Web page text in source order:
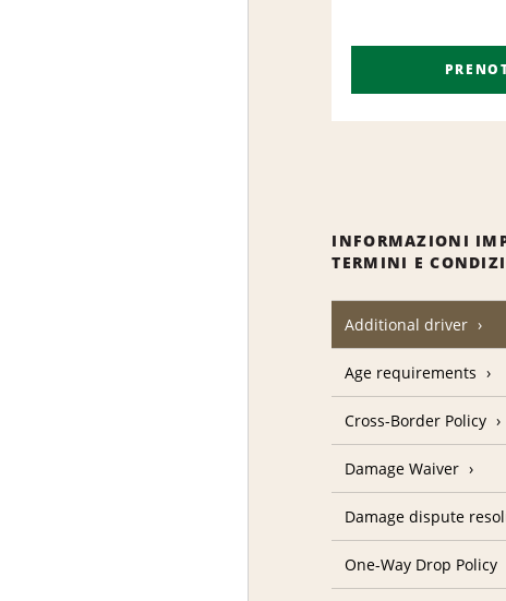
INFORMAZIONI
TERMINI E
Additional driver
Age requirements
Cross-Border Policy
Damage Waiver
Damage dispute
One-Way Drop Policy